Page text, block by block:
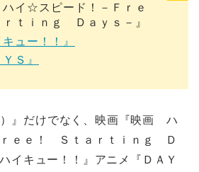
イ☆スピード！－Ｆｒｅ
ｔｉｎｇ Ｄａｙｓ－』
ュー！！』
Ｓ』
』だけでなく、映画『映画 ハ
ｅｅ！ Ｓｔａｒｔｉｎｇ Ｄ
イキュー！！』アニメ『ＤＡＹ